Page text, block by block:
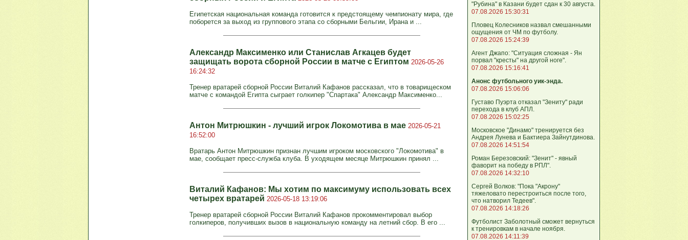
Египетская национальная команда готовится к предстоящему чемпионату мира, где
поборется за выход из группового этапа со сборными Бельгии, Ирана и ...
Александр Максименко или Станислав Агкацев будет
защищать ворота сборной России в матче с Египтом 2026-05-26
16:24:32
Тренер вратарей сборной России Виталий Кафанов рассказал, что в товарищеском
матче с командой Египта сыграет голкипер "Спартака" Александр Максименко...
Антон Митрюшкин - лучший игрок Локомотива в мае 2026-05-21
16:52:00
Вратарь Антон Митрюшкин признан лучшим игроком московского "Локомотива" в
мае, сообщает пресс-служба клуба. В уходящем месяце Митрюшкин принял ...
Виталий Кафанов: Мы хотим по максимуму использовать всех
четырех вратарей 2026-05-18 13:19:06
Тренер вратарей сборной России Виталий Кафанов прокомментировал выбор
голкиперов, получивших вызов в национальную команду на летний сбор. В его ...
"Рубина" в Казани будет сдан к 30 августа.
07.08.2026 15:30:31
Пловец Колесников назвал смешанными
ощущения от ЧМ по футболу.
07.08.2026 15:24:39
Агент Джапо: "Ситуация сложная - Ян
порвал "кресты" на другой ноге".
07.08.2026 15:16:41
Анонс футбольного уик-энда.
07.08.2026 15:06:06
Густаво Пуэрта отказал "Зениту" ради
перехода в клуб АПЛ.
07.08.2026 15:02:25
Московское "Динамо" тренируется без
Андрея Лунева и Бактиера Зайнутдинова.
07.08.2026 14:51:54
Роман Березовский: "Зенит" - явный
фаворит на победу в РПЛ".
07.08.2026 14:32:10
Сергей Волков: "Пока "Акрону"
тяжеловато перестроиться после того,
что натворил Тедеев".
07.08.2026 14:18:26
Футболист Заболотный сможет вернуться
к тренировкам в начале ноября.
07.08.2026 14:11:39